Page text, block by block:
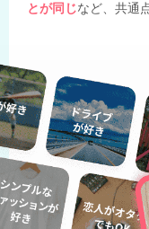
とが同じなど、共通